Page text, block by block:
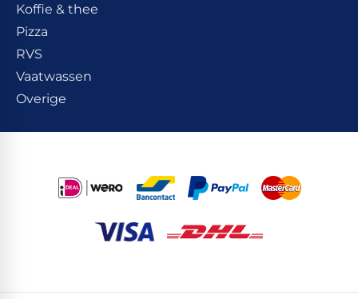
Koffie & thee
Pizza
RVS
Vaatwassen
Overige